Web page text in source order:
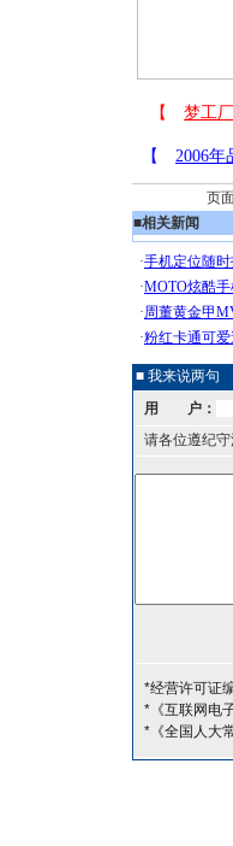
页
■相关新闻
■ 我来说两句
用 户：
请各位遵纪守
*经营许可证
*《互联网电
*《全国人大